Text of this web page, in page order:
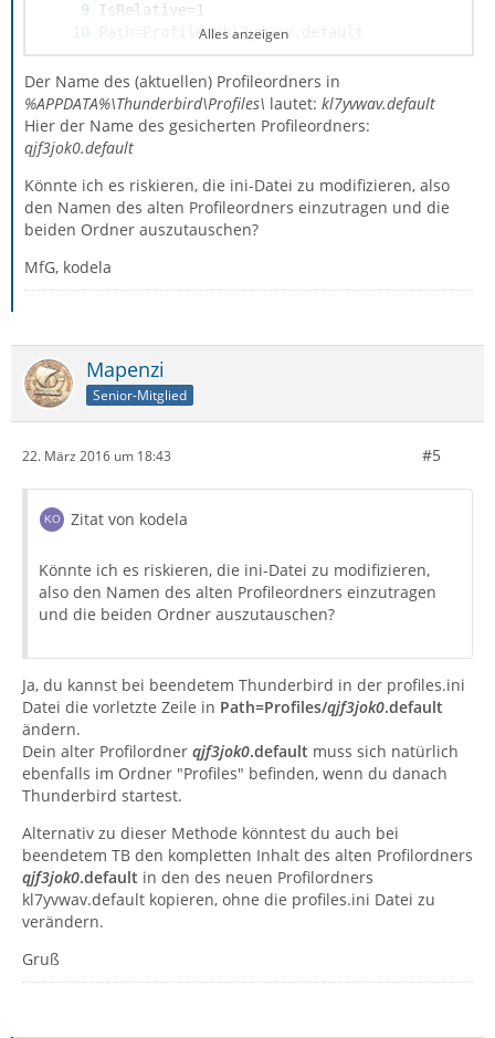
Default=1
Alles anzeigen
Der Name des (aktuellen) Profileordners in
%APPDATA%\Thunderbird\Profiles\ lautet: kl7yvwav.default
Hier der Name des gesicherten Profileordners:
qjf3jok0.default
Könnte ich es riskieren, die ini-Datei zu modifizieren, also
den Namen des alten Profileordners einzutragen und die
beiden Ordner auszutauschen?
MfG, kodela
Mapenzi
Senior-Mitglied
22. März 2016 um 18:43 #5
Zitat von kodela
Könnte ich es riskieren, die ini-Datei zu modifizieren,
also den Namen des alten Profileordners einzutragen
und die beiden Ordner auszutauschen?
Ja, du kannst bei beendetem Thunderbird in der profiles.ini
Datei die vorletzte Zeile in Path=Profiles/qjf3jok0.default
ändern.
Dein alter Profilordner qjf3jok0.default muss sich natürlich
ebenfalls im Ordner "Profiles" befinden, wenn du danach
Thunderbird startest.
Alternativ zu dieser Methode könntest du auch bei
beendetem TB den kompletten Inhalt des alten Profilordners
qjf3jok0.default in den des neuen Profilordners
kl7yvwav.default kopieren, ohne die profiles.ini Datei zu
verändern.
Gruß